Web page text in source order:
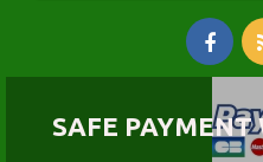
SAFE PAYMENT